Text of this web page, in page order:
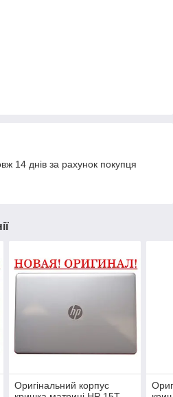
14 днів за рахунок покупця
Оригінальний корпус